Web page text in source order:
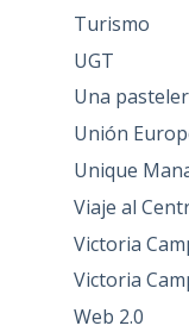
Turismo
UGT
Una
Unión
Unique
Viaje al
Victoria
Victoria
Web 2.0